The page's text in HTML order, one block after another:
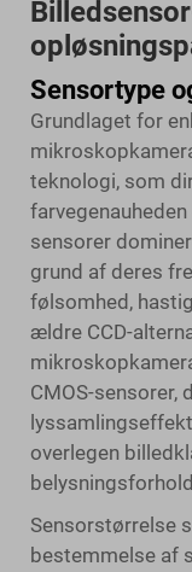
Sensortype
Grundlaget for
teknologi, som
sensorer
grund af deres
følsomhed,
ældre CCD-
CMOS-sensorer,
overlegen
Sensorstørrelse
bestemmelse af